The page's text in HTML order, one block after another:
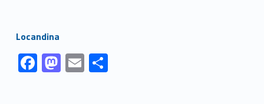
Link identifier #identifier__42272-1Locandina
Link identifier #identifier__162770-1
F
ac
Link identifier #identifier__100267-2 M
as
Link identifier #identifier__131605-3 E
m
Link identifier #identifier__102119-4 S
h